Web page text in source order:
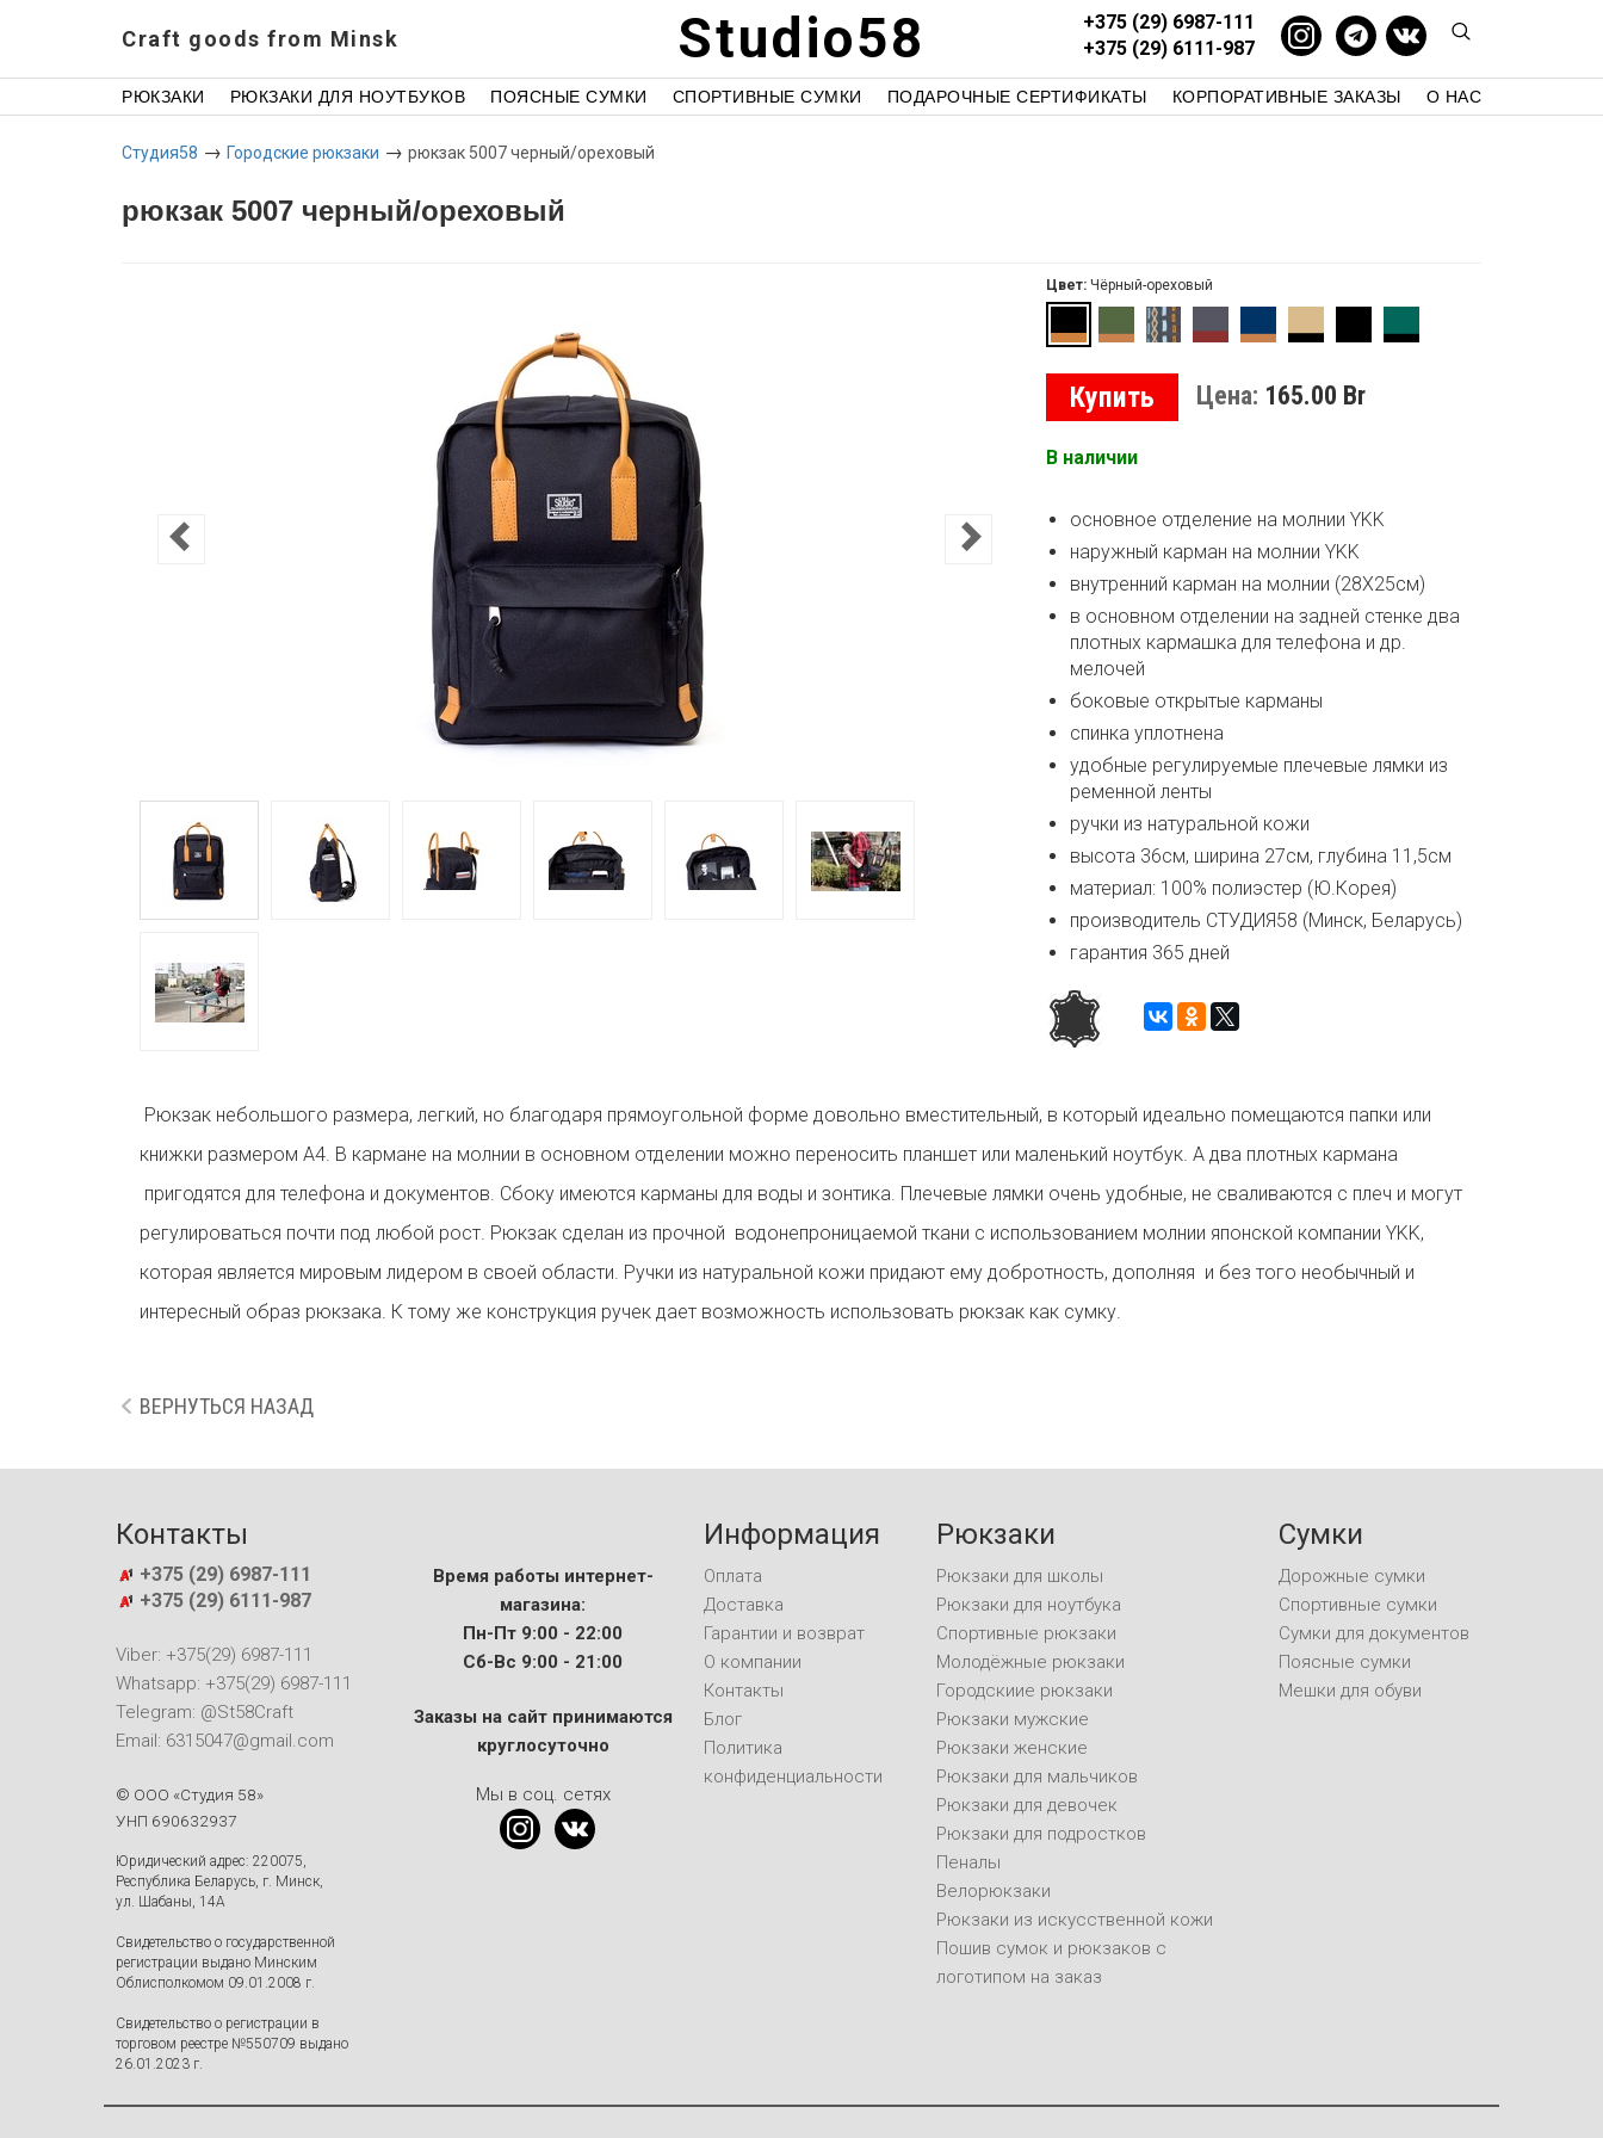
Craft goods from Minsk Studio58
+375 (29) 6987-111
+375 (29) 6111-987
РЮКЗАКИ РЮКЗАКИ ДЛЯ НОУТБУКОВ ПОЯСНЫЕ СУМКИ СПОРТИВНЫЕ СУМКИ ПОДАРОЧНЫЕ СЕРТИФИКАТЫ КОРПОРАТИВНЫЕ ЗАКАЗЫ О НАС
Студия58 → Городские рюкзаки → рюкзак 5007 черный/ореховый
рюкзак 5007 черный/ореховый
Цвет: Чёрный-ореховый
Купить Цена: 165.00 Br
В наличии
основное отделение на молнии YKK
наружный карман на молнии YKK
внутренний карман на молнии (28X25см)
в основном отделении на задней стенке два
плотных кармашка для телефона и др.
мелочей
боковые открытые карманы
спинка уплотнена
удобные регулируемые плечевые лямки из
ременной ленты
ручки из натуральной кожи
высота 36см, ширина 27см, глубина 11,5см
материал: 100% полиэстер (Ю.Корея)
производитель СТУДИЯ58 (Минск, Беларусь)
гарантия 365 дней
Рюкзак небольшого размера, легкий, но благодаря прямоугольной форме довольно вместительный, в который идеально помещаются папки или
книжки размером А4. В кармане на молнии в основном отделении можно переносить планшет или маленький ноутбук. А два плотных кармана
пригодятся для телефона и документов. Сбоку имеются карманы для воды и зонтика. Плечевые лямки очень удобные, не сваливаются с плеч и могут
регулироваться почти под любой рост. Рюкзак сделан из прочной водонепроницаемой ткани с использованием молнии японской компании YKK,
которая является мировым лидером в своей области. Ручки из натуральной кожи придают ему добротность, дополняя и без того необычный и
интересный образ рюкзака. К тому же конструкция ручек дает возможность использовать рюкзак как сумку.
ВЕРНУТЬСЯ НАЗАД
Контакты
+375 (29) 6987-111
+375 (29) 6111-987
Viber: +375(29) 6987-111
Whatsapp: +375(29) 6987-111
Telegram: @St58Craft
Email: 6315047@gmail.com
© ООО «Студия 58»
УНП 690632937
Юридический адрес: 220075,
Республика Беларусь, г. Минск,
ул. Шабаны, 14А
Свидетельство о государственной
регистрации выдано Минским
Облисполкомом 09.01.2008 г.
Свидетельство о регистрации в
торговом реестре №550709 выдано
26.01.2023 г.
Время работы интернет-
магазина:
Пн-Пт 9:00 - 22:00
Сб-Вс 9:00 - 21:00
Заказы на сайт принимаются
круглосуточно
Мы в соц. сетях
Информация
Оплата
Доставка
Гарантии и возврат
О компании
Контакты
Блог
Политика
конфиденциальности
Рюкзаки
Рюкзаки для школы
Рюкзаки для ноутбука
Спортивные рюкзаки
Молодёжные рюкзаки
Городскиие рюкзаки
Рюкзаки мужские
Рюкзаки женские
Рюкзаки для мальчиков
Рюкзаки для девочек
Рюкзаки для подростков
Пеналы
Велорюкзаки
Рюкзаки из искусственной кожи
Пошив сумок и рюкзаков с
логотипом на заказ
Сумки
Дорожные сумки
Спортивные сумки
Сумки для документов
Поясные сумки
Мешки для обуви